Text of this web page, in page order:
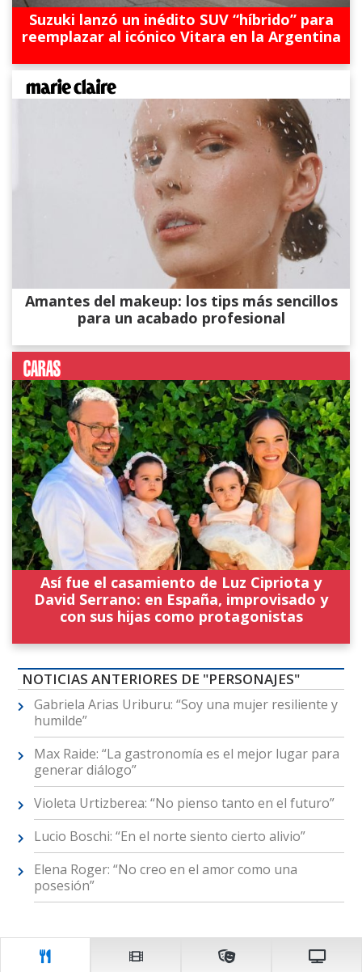
Suzuki lanzó un inédito SUV “híbrido” para
reemplazar al icónico Vitara en la Argentina
Amantes del makeup: los tips más sencillos
para un acabado profesional
Así fue el casamiento de Luz Cipriota y
David Serrano: en España, improvisado y
con sus hijas como protagonistas
NOTICIAS ANTERIORES DE "PERSONAJES"
Gabriela Arias Uriburu: “Soy una mujer resiliente y
humilde”
Max Raide: “La gastronomía es el mejor lugar para
generar diálogo”
Violeta Urtizberea: “No pienso tanto en el futuro”
Lucio Boschi: “En el norte siento cierto alivio”
Elena Roger: “No creo en el amor como una
posesión”